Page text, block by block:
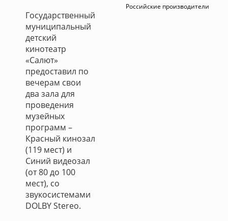
Государственный
муниципальный
детский
кинотеатр
«Салют»
предоставил по
вечерам свои
два зала для
проведения
музейных
программ –
Красный кинозал
(119 мест) и
Синий видеозал
(от 80 до 100
мест), со
звукосистемами
DOLBY Stereo.
Российские производители